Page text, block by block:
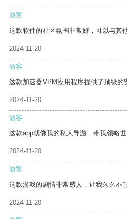
游客
这款软件的社区氛围非常好，可以与其
2024-11-20
游客
这款加速器VPM应用程序提供了顶级的
2024-11-20
游客
这款app就像我的私人导游，带我领略世
2024-11-20
游客
这款游戏的剧情非常感人，让我久久不
2024-11-20